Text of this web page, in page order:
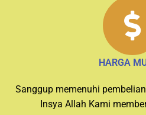
HARGA
Sanggup memenuhi
Insya Allah Kami